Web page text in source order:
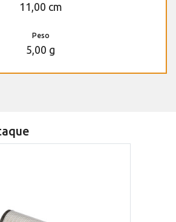
11,00 cm
Peso
5,00 g